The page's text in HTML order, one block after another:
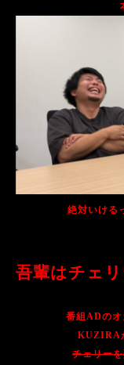
絶対いける
吾輩はチェ
番組ADのオ
KUZIRA
チェリー